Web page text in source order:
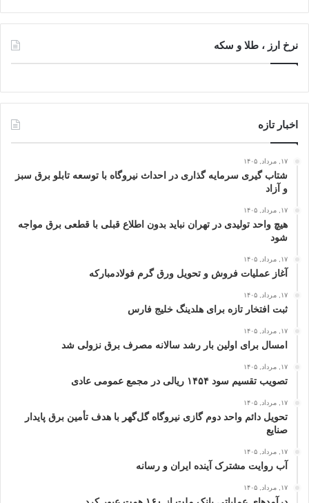
نرخ ارز ، طلا و سکه
اخبار تازه
۱۷, مرداد, ۱۴۰۵
شتاب گیری سرمایه گذاری در احداث نیروگاه با توسعه تابلو برق سبز
و آزاد
۱۷, مرداد, ۱۴۰۵
هیچ واحد تولیدی در تهران نباید بدون اطلاع قبلی با قطعی برق مواجه
شود
۱۷, مرداد, ۱۴۰۵
آغاز عملیات فروش و تحویل ورق گرم فولادمبارکه
۱۷, مرداد, ۱۴۰۵
ثبت افتخار تازه برای هلدینگ خلیج‌ فارس
۱۷, مرداد, ۱۴۰۵
امسال برای اولین بار رشد سالانه مصرف برق نزولی شد
۱۷, مرداد, ۱۴۰۵
تصویب تقسیم سود ۱۴۵۴ ریالی در مجمع عمومی عادی
۱۷, مرداد, ۱۴۰۵
تحویل دائم واحد دوم گازی نیروگاه گل‌گهر با هدف تأمین برق پایدار
صنایع
۱۷, مرداد, ۱۴۰۵
آب روایت مشترک آینده ایران و رسانه
۱۷, مرداد, ۱۴۰۵